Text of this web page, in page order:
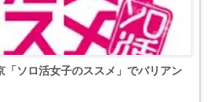
「ソロ活女子のススメ」でバリアン